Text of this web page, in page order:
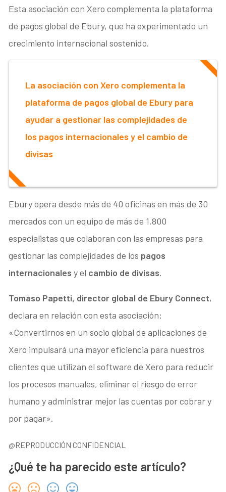
Esta asociación con Xero complementa la plataforma
de pagos global de Ebury, que ha experimentado un
crecimiento internacional sostenido.
La asociación con Xero complementa la
plataforma de pagos global de Ebury para
ayudar a gestionar las complejidades de
los pagos internacionales y el cambio de
divisas
Ebury opera desde más de 40 oficinas en más de 30
mercados con un equipo de más de 1.800
especialistas que colaboran con las empresas para
gestionar las complejidades de los pagos
internacionales y el cambio de divisas.
Tomaso Papetti, director global de Ebury Connect,
declara en relación con esta asociación:
«Convertirnos en un socio global de aplicaciones de
Xero impulsará una mayor eficiencia para nuestros
clientes que utilizan el software de Xero para reducir
los procesos manuales, eliminar el riesgo de error
humano y administrar mejor las cuentas por cobrar y
por pagar».
@REPRODUCCIÓN CONFIDENCIAL
¿Qué te ha parecido este artículo?